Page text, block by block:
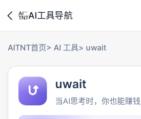
AI工具导航
AITNT首页> AI 工具> uwait
uwait
当AI思考时，你也能赚钱